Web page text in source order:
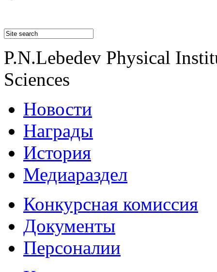
P.N.Lebedev Physical
Sciences
Новости
Награды
История
Медиараздел
Конкурсная комиссия
Документы
Персоналии